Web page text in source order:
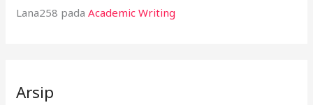
Lana258 padaAcademic Writing
Arsip